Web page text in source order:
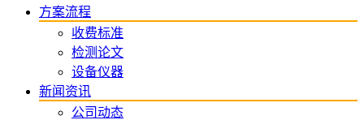
方案流程
收费标准
检测论文
设备仪器
新闻资讯
公司动态